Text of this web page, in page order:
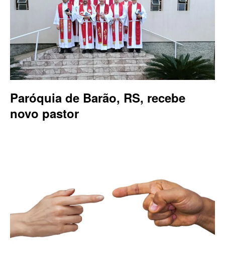
Paróquia de Barão, RS, recebe
novo pastor